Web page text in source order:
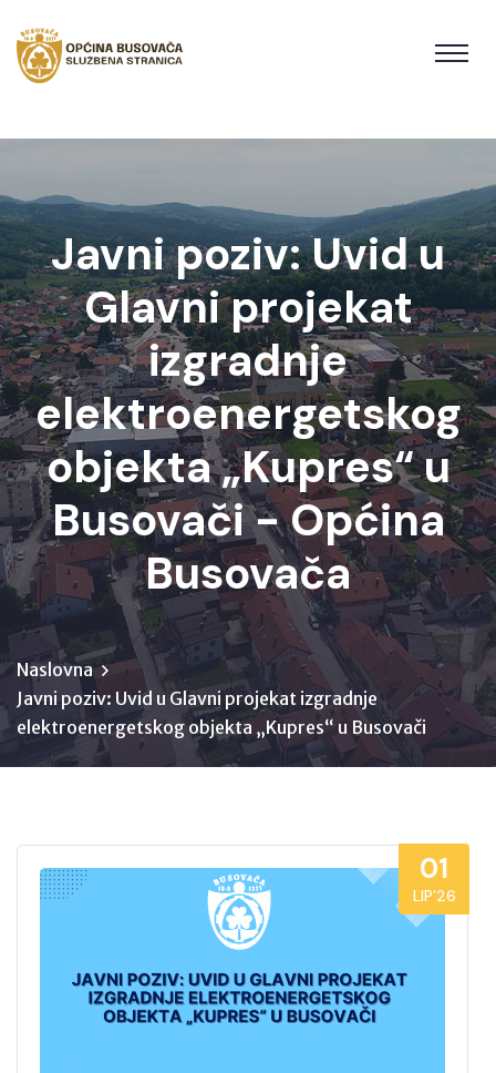
Javni poziv: Uvid u
Glavni projekat
izgradnje
elektroenergetskog
objekta „Kupres“ u
Busovači - Općina
Busovača
Naslovna
Javni poziv: Uvid u Glavni projekat izgradnje
elektroenergetskog objekta „Kupres“ u Busovači
01
LIP’26